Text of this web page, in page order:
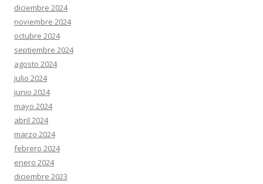
diciembre 2024
noviembre 2024
octubre 2024
septiembre 2024
agosto 2024
julio 2024
junio 2024
mayo 2024
abril 2024
marzo 2024
febrero 2024
enero 2024
diciembre 2023